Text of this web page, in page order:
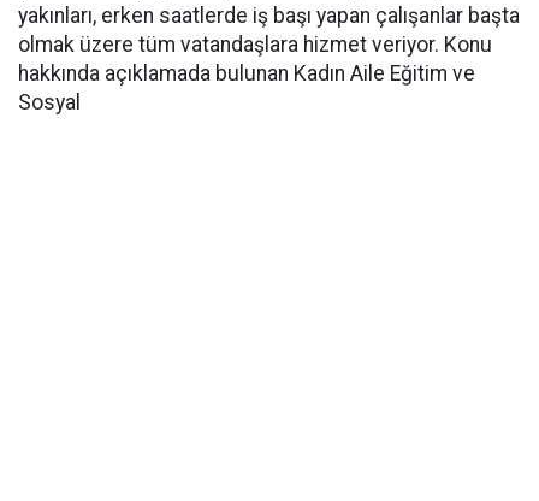
yakınları, erken saatlerde iş başı yapan çalışanlar başta
olmak üzere tüm vatandaşlara hizmet veriyor. Konu
hakkında açıklamada bulunan Kadın Aile Eğitim ve
Sosyal